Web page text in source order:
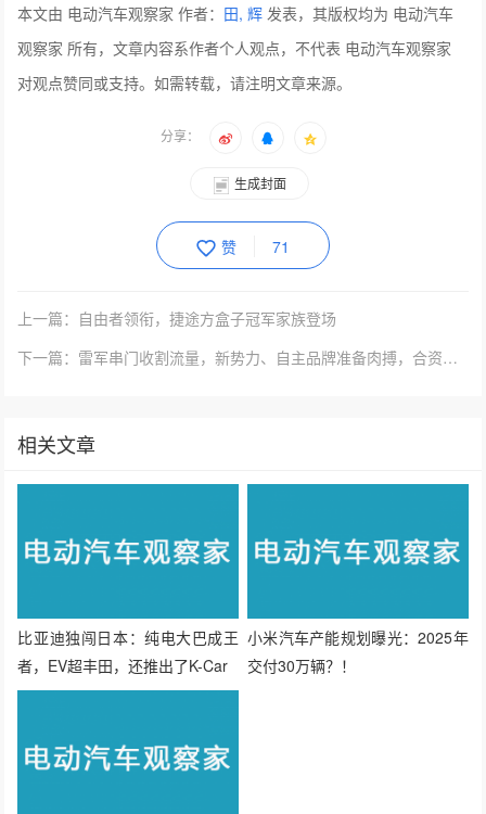
本文由 电动汽车观察家 作者： 田, 辉 发表，其版权均为 电动汽车
观察家 所有，文章内容系作者个人观点，不代表 电动汽车观察家
对观点赞同或支持。如需转载，请注明文章来源。
分享：
生成封面
赞 71
上一篇：自由者领衔，捷途方盒子冠军家族登场
下一篇：雷军串门收割流量，新势力、自主品牌准备肉搏，合资依旧在喊口号
相关文章
比亚迪独闯日本：纯电大巴成王
者，EV超丰田，还推出了K-Car
小米汽车产能规划曝光：2025年
交付30万辆？！